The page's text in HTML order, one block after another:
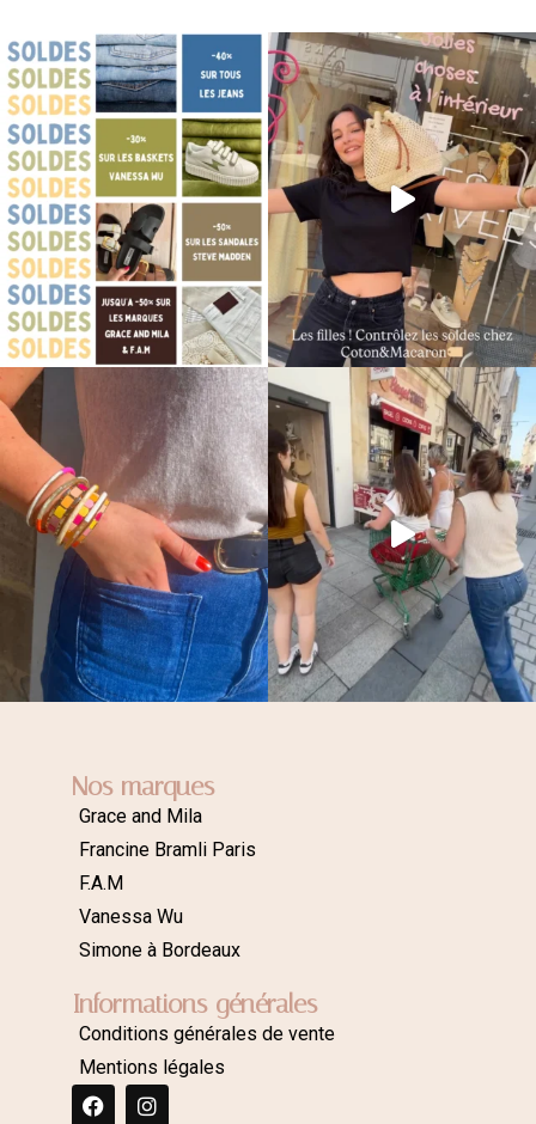
Nos marques
Grace and Mila
Francine Bramli Paris
F.A.M
Vanessa Wu
Simone à Bordeaux
Informations générales
Conditions générales de vente
Mentions légales